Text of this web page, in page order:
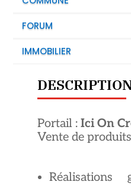
FORUM
IMMOBILIER
Portail : Ici On
Vente de
Réalisations